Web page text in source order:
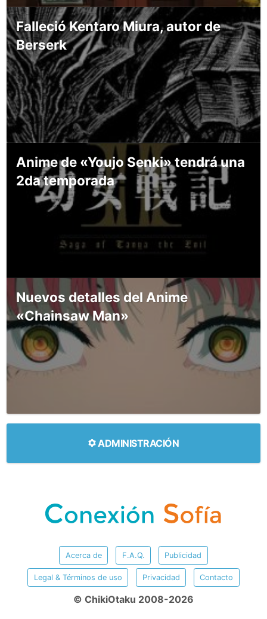
Falleció Kentaro Miura, autor de
Berserk
Anime de «Youjo Senki» tendrá una
2da temporada
Nuevos detalles del Anime
«Chainsaw Man»
ADMINISTRACIÓN
Acerca de F.A.Q. Publicidad
Legal & Términos de uso Privacidad Contacto
© ChikiOtaku 2008-2026